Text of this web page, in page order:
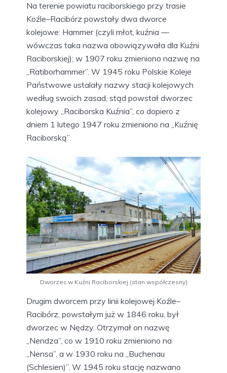
Na terenie powiatu raciborskiego przy trasie
Koźle–Racibórz powstały dwa dworce
kolejowe: Hammer (czyli młot, kuźnia —
wówczas taka nazwa obowiązywała dla Kuźni
Raciborskiej); w 1907 roku zmieniono nazwę na
„Ratiborhammer”. W 1945 roku Polskie Koleje
Państwowe ustalały nazwy stacji kolejowych
według swoich zasad, stąd powstał dworzec
kolejowy „Raciborska Kuźnia”, co dopiero z
dniem 1 lutego 1947 roku zmieniono na „Kuźnię
Raciborską”.
Dworzec w Kuźni Raciborskiej (stan współczesny)
Drugim dworcem przy linii kolejowej Koźle–
Racibórz, powstałym już w 1846 roku, był
dworzec w Nędzy. Otrzymał on nazwę
„Nendza”, co w 1910 roku zmieniono na
„Nensa”, a w 1930 roku na „Buchenau
(Schlesien)”. W 1945 roku stację nazwano